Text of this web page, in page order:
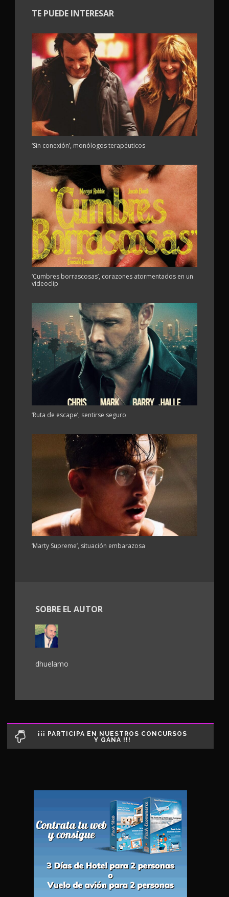
TE PUEDE INTERESAR
‘Sin conexión’, monólogos terapéuticos
‘Cumbres borrascosas’, corazones atormentados en un
videoclip
‘Ruta de escape’, sentirse seguro
‘Marty Supreme’, situación embarazosa
SOBRE EL AUTOR
dhuelamo
¡¡¡ PARTICIPA EN NUESTROS CONCURSOS
Y GANA !!!